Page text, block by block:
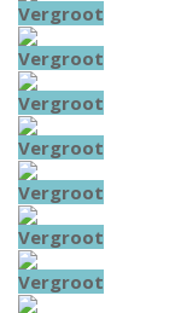
Vergroot
Vergroot
Vergroot
Vergroot
Vergroot
Vergroot
Vergroot